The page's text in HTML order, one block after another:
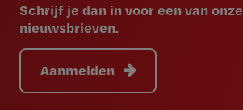
Schrijf je dan in voor een van onze
nieuwsbrieven.
Aanmelden